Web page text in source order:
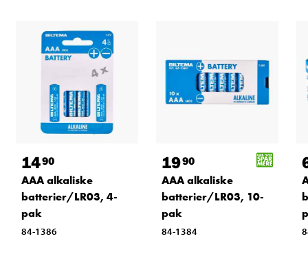
1490
AAA alkaliske
batterier/LR03, 4-
pak
84-1386
1990
AAA alkaliske
batterier/LR03, 10-
pak
84-1384